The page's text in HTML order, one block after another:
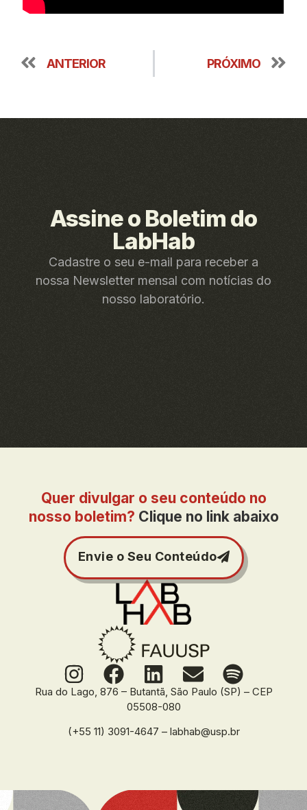
ANTERIOR PRÓXIMO
Assine o Boletim do
LabHab
Cadastre o seu e-mail para receber a
nossa Newsletter mensal com notícias do
nosso laboratório.
Rua do Lago, 876 – Butantã, São Paulo (SP) – CEP
05508-080
(+55 11) 3091-4647 – labhab@usp.br
Quer divulgar o seu conteúdo no
nosso boletim? Clique no link abaixo
Envie o Seu Conteúdo